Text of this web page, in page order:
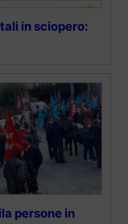
in sciopero:
persone in